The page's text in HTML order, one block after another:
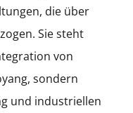
die über
Sie steht
von
sondern
und industriellen